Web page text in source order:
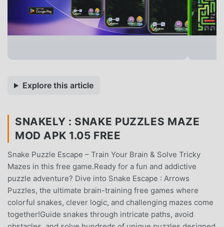
Explore this article
SNAKELY : SNAKE PUZZLES MAZE
MOD APK 1.05 FREE
Snake Puzzle Escape – Train Your Brain & Solve Tricky
Mazes in this free game.Ready for a fun and addictive
puzzle adventure? Dive into Snake Escape : Arrows
Puzzles, the ultimate brain-training free games where
colorful snakes, clever logic, and challenging mazes come
together!Guide snakes through intricate paths, avoid